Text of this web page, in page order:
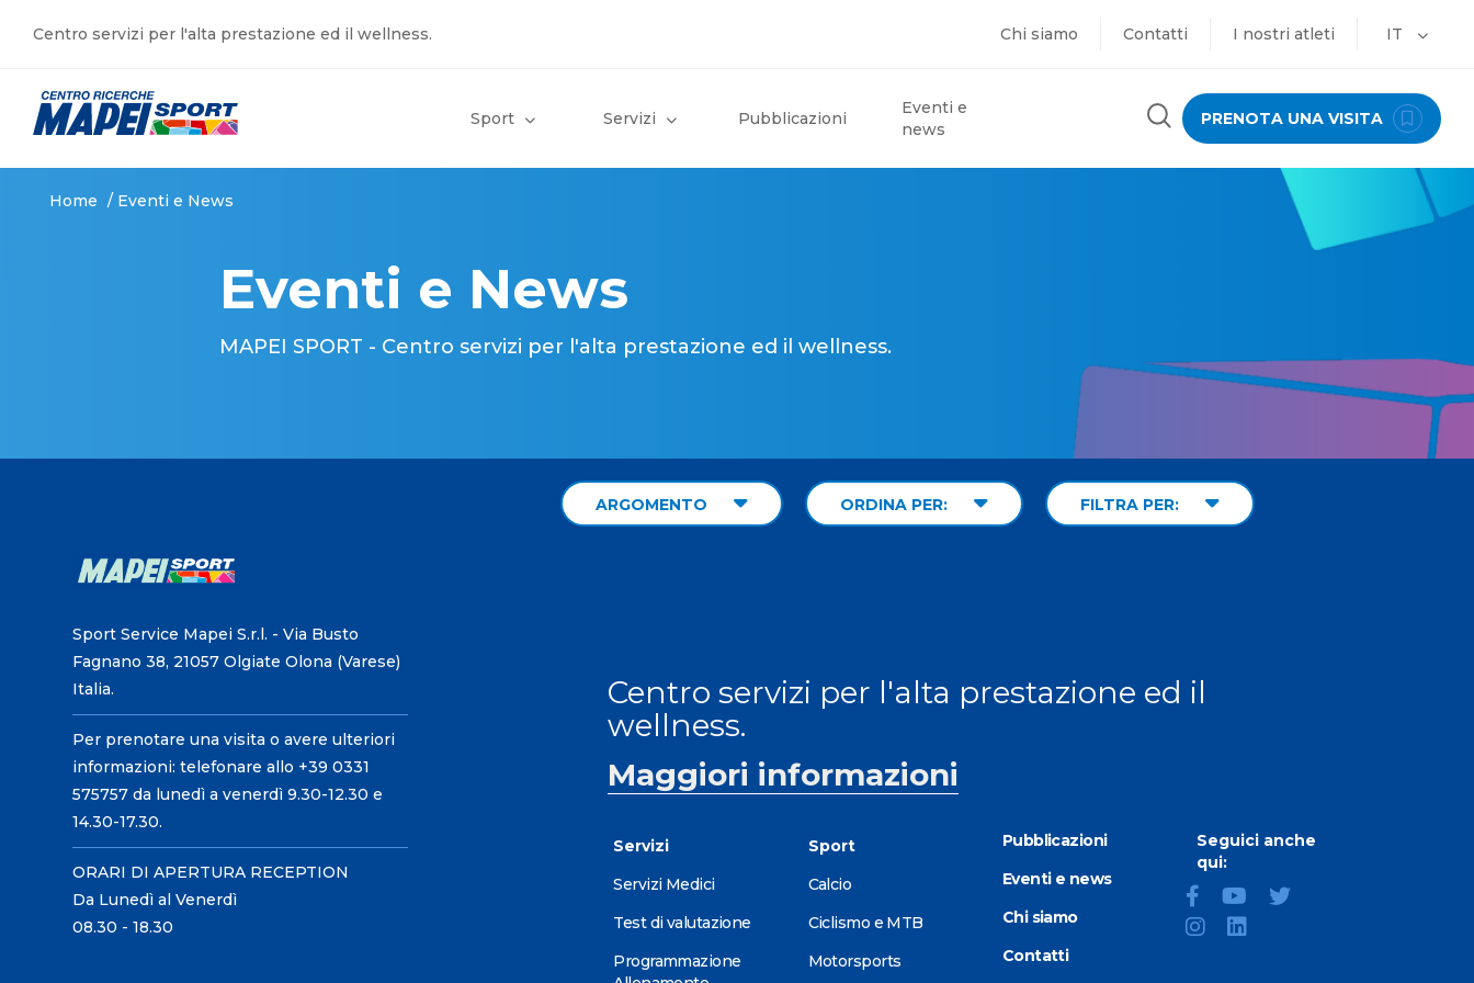
Centro servizi per l'alta prestazione ed il wellness. Chi siamo Contatti I nostri atleti IT
Sport Servizi Pubblicazioni
Eventi e
news
PRENOTA UNA VISITA
Home / Eventi e News
Eventi e News
MAPEI SPORT - Centro servizi per l'alta prestazione ed il wellness.
ARGOMENTO ORDINA PER: FILTRA PER:
Sport Service Mapei S.r.l. - Via Busto
Fagnano 38, 21057 Olgiate Olona (Varese)
Italia.
Per prenotare una visita o avere ulteriori
informazioni: telefonare allo +39 0331
575757 da lunedì a venerdì 9.30-12.30 e
14.30-17.30.
ORARI DI APERTURA RECEPTION
Da Lunedì al Venerdì
08.30 - 18.30
Centro servizi per l'alta prestazione ed il
wellness.
Maggiori informazioni
Servizi
Servizi Medici
Test di valutazione
Programmazione
Sport
Calcio
Ciclismo e MTB
Motorsports
Pubblicazioni
Eventi e news
Chi siamo
Contatti
Seguici anche
qui: